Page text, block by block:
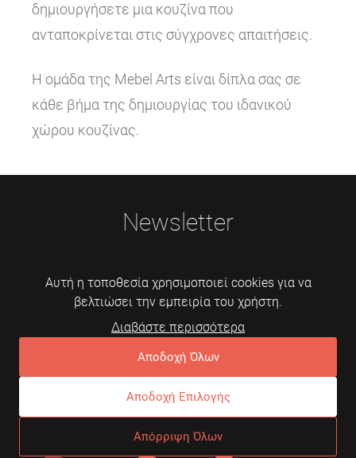
δημιουργήσετε μια κουζίνα που
ανταποκρίνεται στις σύγχρονες απαιτήσεις.
Η ομάδα της Mebel Arts είναι δίπλα σας σε
κάθε βήμα της δημιουργίας του ιδανικού
χώρου κουζίνας.
Newsletter
Εγγραφή
Συχνές ερωτήσειςΌροι χρήσης
Αυτή η τοποθεσία χρησιμοποιεί cookies για να
βελτιώσει την εμπειρία του χρήστη.
Διαβάστε περισσότερα
Αποδοχή Όλων
Αποδοχή Επιλογής
Απόρριψη Όλων